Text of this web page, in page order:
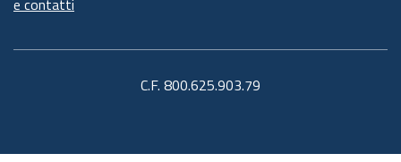
e contatti
C.F. 800.625.903.79